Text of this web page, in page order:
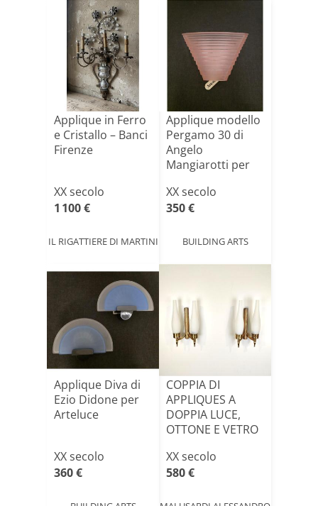
Applique in Ferro
e Cristallo – Banci
Firenze
XX secolo
1 100 €
IL RIGATTIERE DI MARTINI
Applique modello
Pergamo 30 di
Angelo
Mangiarotti per
XX secolo
350 €
BUILDING ARTS
Applique Diva di
Ezio Didone per
Arteluce
XX secolo
360 €
COPPIA DI
APPLIQUES A
DOPPIA LUCE,
OTTONE E VETRO
'[...]
XX secolo
580 €